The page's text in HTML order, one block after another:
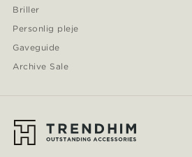
Briller
Personlig pleje
Gaveguide
Archive Sale